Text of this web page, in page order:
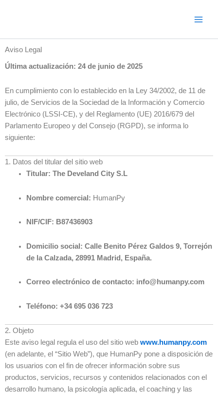
Aviso Legal
Última actualización: 24 de junio de 2025
En cumplimiento con lo establecido en la Ley 34/2002, de 11 de
julio, de Servicios de la Sociedad de la Información y Comercio
Electrónico (LSSI-CE), y del Reglamento (UE) 2016/679 del
Parlamento Europeo y del Consejo (RGPD), se informa lo
siguiente:
1. Datos del titular del sitio web
Titular: The Develand City S.L
Nombre comercial: HumanPy
NIF/CIF: B87436903
Domicilio social: Calle Benito Pérez Galdos 9, Torrejón
de la Calzada, 28991 Madrid, España.
Correo electrónico de contacto: info@humanpy.com
Teléfono: +34 695 036 723
2. Objeto
Este aviso legal regula el uso del sitio web www.humanpy.com
(en adelante, el “Sitio Web”), que HumanPy pone a disposición de
los usuarios con el fin de ofrecer información sobre sus
productos, servicios, recursos y contenidos relacionados con el
desarrollo humano, la psicología aplicada, el coaching y las